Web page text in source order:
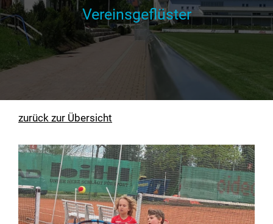
Vereinsgeflüster
zurück zur Übersicht